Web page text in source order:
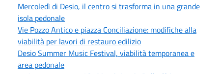
Mercoledì di Desio, il centro si trasforma in una grande
isola pedonale
Vie Pozzo Antico e piazza Conciliazione: modifiche alla
viabilità per lavori di restauro edilizio
Desio Summer Music Festival, viabilità temporanea e
area pedonale